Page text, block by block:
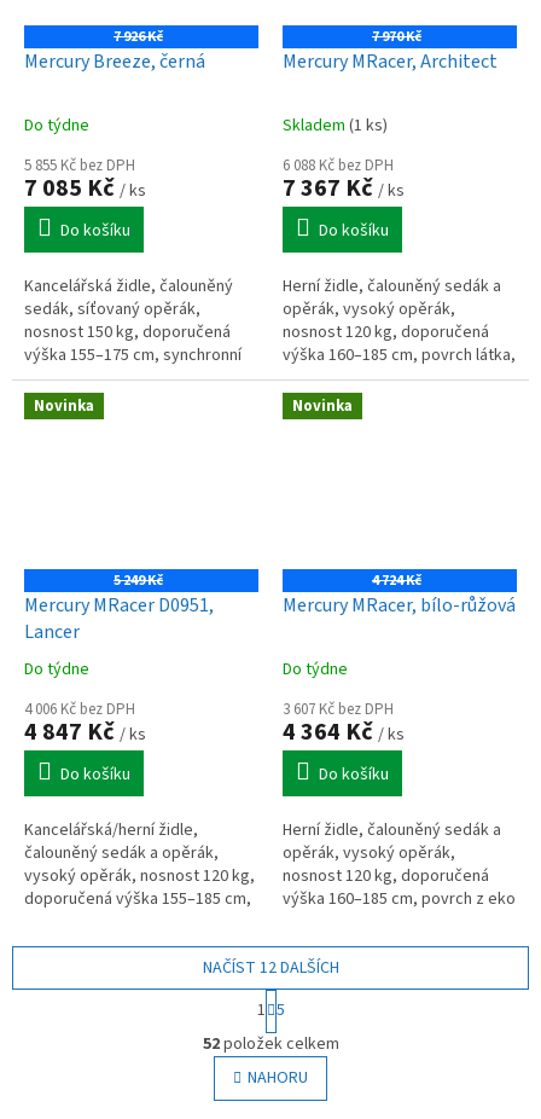
7 926 Kč
Mercury Breeze, černá
Do týdne
5 855 Kč bez DPH
7 085 Kč / ks
Do košíku
Kancelářská židle, čalouněný
sedák, síťovaný opěrák,
nosnost 150 kg, doporučená
výška 155–175 cm, synchronní
mechanismus, aretace 2 polohy,
nastavitelný podhlavník, 1D
područky
7 970 Kč
Mercury MRacer, Architect
Skladem (1 ks)
6 088 Kč bez DPH
7 367 Kč / ks
Do košíku
Herní židle, čalouněný sedák a
opěrák, vysoký opěrák,
nosnost 120 kg, doporučená
výška 160–185 cm, povrch látka,
houpací mechanismus, aretace
5 poloh, polohování opěradla,
4D...
Novinka
5 249 Kč
Mercury MRacer D0951,
Lancer
Do týdne
4 006 Kč bez DPH
4 847 Kč / ks
Do košíku
Kancelářská/herní židle,
čalouněný sedák a opěrák,
vysoký opěrák, nosnost 120 kg,
doporučená výška 155–185 cm,
mechanismus TILT, aretace,
Novinka
4 724 Kč
Mercury MRacer, bílo-růžová
Do týdne
3 607 Kč bez DPH
4 364 Kč / ks
Do košíku
Herní židle, čalouněný sedák a
opěrák, vysoký opěrák,
nosnost 120 kg, doporučená
výška 160–185 cm, povrch z eko
TILT, aretace, polohování
opěradla, 2D...
O
v
l
á
NAČÍST 12 DALŠÍCH
S
t
r
á
n
k
1 5
52položek celkem
NAHORU